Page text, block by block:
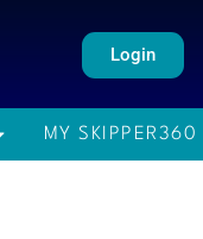
Login
MY SKIPPER360